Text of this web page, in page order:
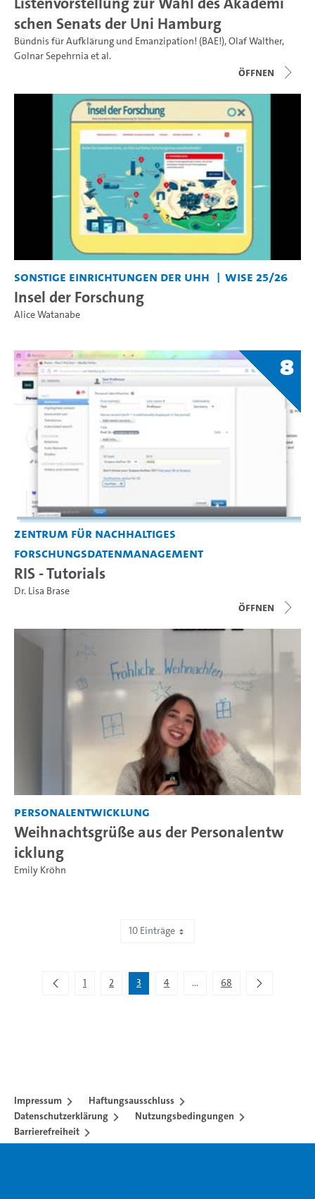
schen Senats der Uni Hamburg
Bündnis für Aufklärung und Emanzipation! (BAE!),Olaf Walther,
Golnar Sepehrnia et al.
Öffnen
Sonstige Einrichtungen der UHH WiSe 25/26
Insel der Forschung
Alice Watanabe
8
Zentrum für nachhaltiges
Forschungsdatenmanagement
RIS - Tutorials
Dr. Lisa Brase
Öffnen
Personalentwicklung
Weihnachtsgrüße aus der Personalentw
icklung
Emily Kröhn
10 Einträge
1 2 3 4 ...Zwischenseiten Navigieren
68
Impressum
Haftungsausschluss
Datenschutzerklärung
Nutzungsbedingungen
Barrierefreiheit